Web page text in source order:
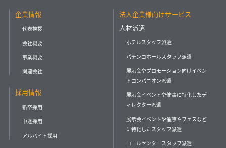
企業情報
代表挨拶
会社概要
事業概要
関連会社
採用情報
新卒採用
中途採用
アルバイト採用
法人企業様向けサービス
人材派遣
ホテルスタッフ派遣
パチンコホールスタッフ派遣
展示会やプロモーション向けイベン
トコンパニオン派遣
展示会イベントや催事に特化したデ
ィレクター派遣
展示会イベントや催事やフェスなど
に特化したスタッフ派遣
コールセンタースタッフ派遣